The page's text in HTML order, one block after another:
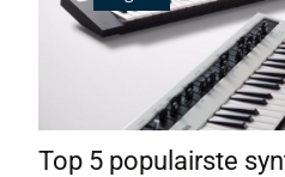
Top 5 populairste